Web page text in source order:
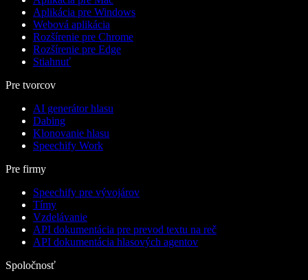
Aplikácia pre Windows
Webová aplikácia
Rozšírenie pre Chrome
Rozšírenie pre Edge
Stiahnuť
Pre tvorcov
AI generátor hlasu
Dabing
Klonovanie hlasu
Speechify Work
Pre firmy
Speechify pre vývojárov
Tímy
Vzdelávanie
API dokumentácia pre prevod textu na reč
API dokumentácia hlasových agentov
Spoločnosť